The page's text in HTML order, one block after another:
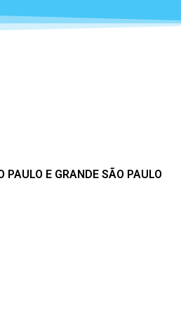
E GRANDE SÃO PAULO